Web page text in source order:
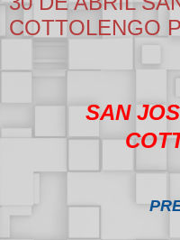
COTTOLENGO
SAN